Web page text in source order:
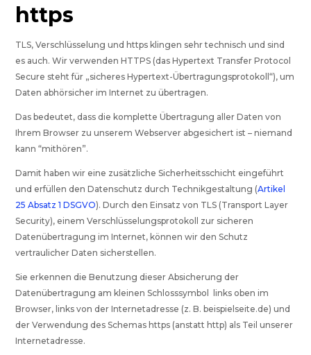
https
TLS, Verschlüsselung und https klingen sehr technisch und sind
es auch. Wir verwenden HTTPS (das Hypertext Transfer Protocol
Secure steht für „sicheres Hypertext-Übertragungsprotokoll“), um
Daten abhörsicher im Internet zu übertragen.
Das bedeutet, dass die komplette Übertragung aller Daten von
Ihrem Browser zu unserem Webserver abgesichert ist – niemand
kann “mithören”.
Damit haben wir eine zusätzliche Sicherheitsschicht eingeführt
und erfüllen den Datenschutz durch Technikgestaltung (Artikel
25 Absatz 1 DSGVO). Durch den Einsatz von TLS (Transport Layer
Security), einem Verschlüsselungsprotokoll zur sicheren
Datenübertragung im Internet, können wir den Schutz
vertraulicher Daten sicherstellen.
Sie erkennen die Benutzung dieser Absicherung der
Datenübertragung am kleinen Schlosssymbol links oben im
Browser, links von der Internetadresse (z. B. beispielseite.de) und
der Verwendung des Schemas https (anstatt http) als Teil unserer
Internetadresse.